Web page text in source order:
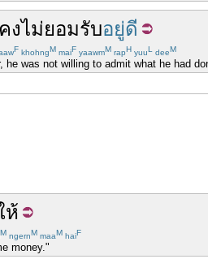
คงไม่ยอมรับอยู่ดี
F khohngM maiF yaawmM rapH yuuL deeM
he was not willing to admit what he had
ห้
M ngernM maaM haiF
money."